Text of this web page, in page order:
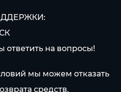
на вопросы!
мы можем отказать
средств.